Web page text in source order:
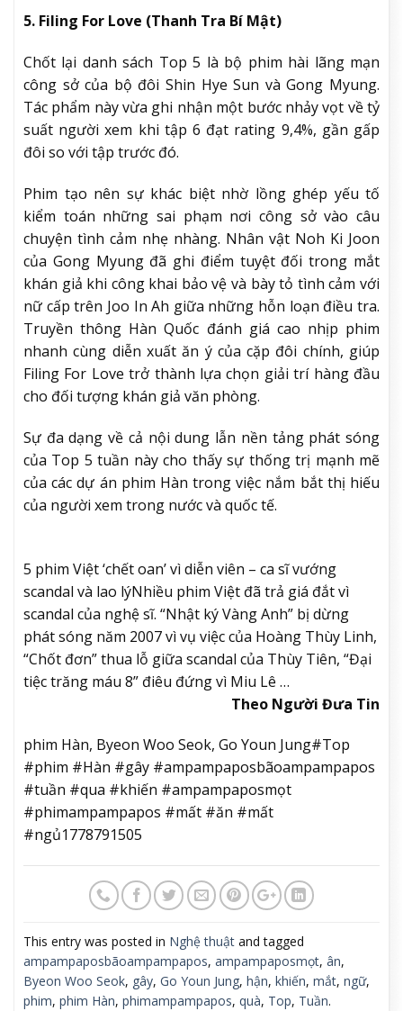
5. Filing For Love (Thanh Tra Bí Mật)
Chốt lại danh sách Top 5 là bộ phim hài lãng mạn
công sở của bộ đôi Shin Hye Sun và Gong Myung.
Tác phẩm này vừa ghi nhận một bước nhảy vọt về tỷ
suất người xem khi tập 6 đạt rating 9,4%, gần gấp
đôi so với tập trước đó.
Phim tạo nên sự khác biệt nhờ lồng ghép yếu tố
kiểm toán những sai phạm nơi công sở vào câu
chuyện tình cảm nhẹ nhàng. Nhân vật Noh Ki Joon
của Gong Myung đã ghi điểm tuyệt đối trong mắt
khán giả khi công khai bảo vệ và bày tỏ tình cảm với
nữ cấp trên Joo In Ah giữa những hỗn loạn điều tra.
Truyền thông Hàn Quốc đánh giá cao nhịp phim
nhanh cùng diễn xuất ăn ý của cặp đôi chính, giúp
Filing For Love trở thành lựa chọn giải trí hàng đầu
cho đối tượng khán giả văn phòng.
Sự đa dạng về cả nội dung lẫn nền tảng phát sóng
của Top 5 tuần này cho thấy sự thống trị mạnh mẽ
của các dự án phim Hàn trong việc nắm bắt thị hiếu
của người xem trong nước và quốc tế.
5 phim Việt ‘chết oan’ vì diễn viên – ca sĩ vướng
scandal và lao lýNhiều phim Việt đã trả giá đắt vì
scandal của nghệ sĩ. “Nhật ký Vàng Anh” bị dừng
phát sóng năm 2007 vì vụ việc của Hoàng Thùy Linh,
“Chốt đơn” thua lỗ giữa scandal của Thùy Tiên, “Đại
tiệc trăng máu 8” điêu đứng vì Miu Lê …
Theo Người Đưa Tin
phim Hàn, Byeon Woo Seok, Go Youn Jung#Top
#phim #Hàn #gây #ampampaposbãoampampapos
#tuần #qua #khiến #ampampaposmọt
#phimampampapos #mất #ăn #mất
#ngủ1778791505
This entry was posted in Nghệ thuật and tagged
ampampaposbãoampampapos, ampampaposmọt, ân,
Byeon Woo Seok, gây, Go Youn Jung, hận, khiến, mắt, ngữ,
phim, phim Hàn, phimampampapos, quà, Top, Tuần.